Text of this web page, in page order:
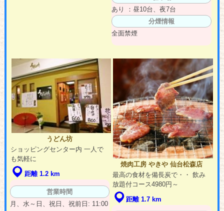
あり ：昼10台、夜7台
分煙情報
全面禁煙
うどん坊
ショッピングセンター内 一人で
も気軽に
距離 1.2 km
営業時間
月、水～日、祝日、祝前日: 11:00
焼肉工房 やきや 仙台松森店
最高の食材を備長炭で・・ 飲み
放題付コース4980円～
距離 1.7 km